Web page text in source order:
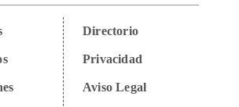
Directorio
Privacidad
Aviso Legal